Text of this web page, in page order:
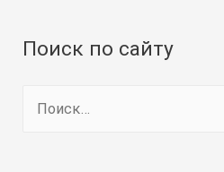
Поиск по сайту